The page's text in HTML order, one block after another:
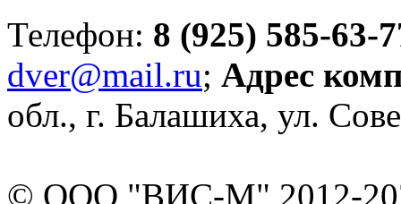
Телефон: 8 (925) 585-63-
dver@mail.ru; Адрес
обл., г. Балашиха, ул.
© ООО "ВИС-М" 2012-